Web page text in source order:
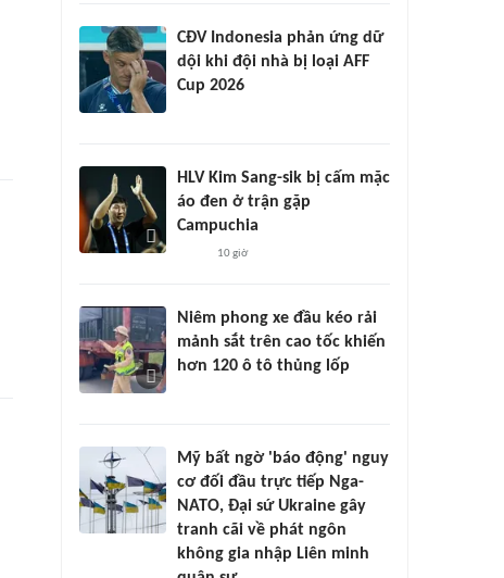
CĐV Indonesia phản ứng dữ
dội khi đội nhà bị loại AFF
Cup 2026
HLV Kim Sang-sik bị cấm mặc
áo đen ở trận gặp
Campuchia
10 giờ
Niêm phong xe đầu kéo rải
mảnh sắt trên cao tốc khiến
hơn 120 ô tô thủng lốp
Mỹ bất ngờ 'báo động' nguy
cơ đối đầu trực tiếp Nga-
NATO, Đại sứ Ukraine gây
tranh cãi về phát ngôn
không gia nhập Liên minh